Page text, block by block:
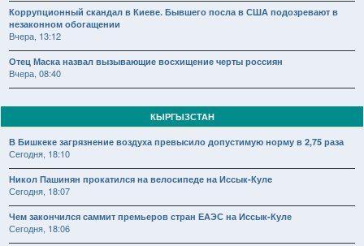
Коррупционный скандал в Киеве. Бывшего посла в США подозревают в
незаконном обогащении
Вчера, 13:12
Отец Маска назвал вызывающие восхищение черты россиян
Вчера, 08:40
КЫРГЫЗСТАН
В Бишкеке загрязнение воздуха превысило допустимую норму в 2,75 раза
Сегодня, 18:10
Никол Пашинян прокатился на велосипеде на Иссык-Куле
Сегодня, 18:07
Чем закончился саммит премьеров стран ЕАЭС на Иссык-Куле
Сегодня, 18:06